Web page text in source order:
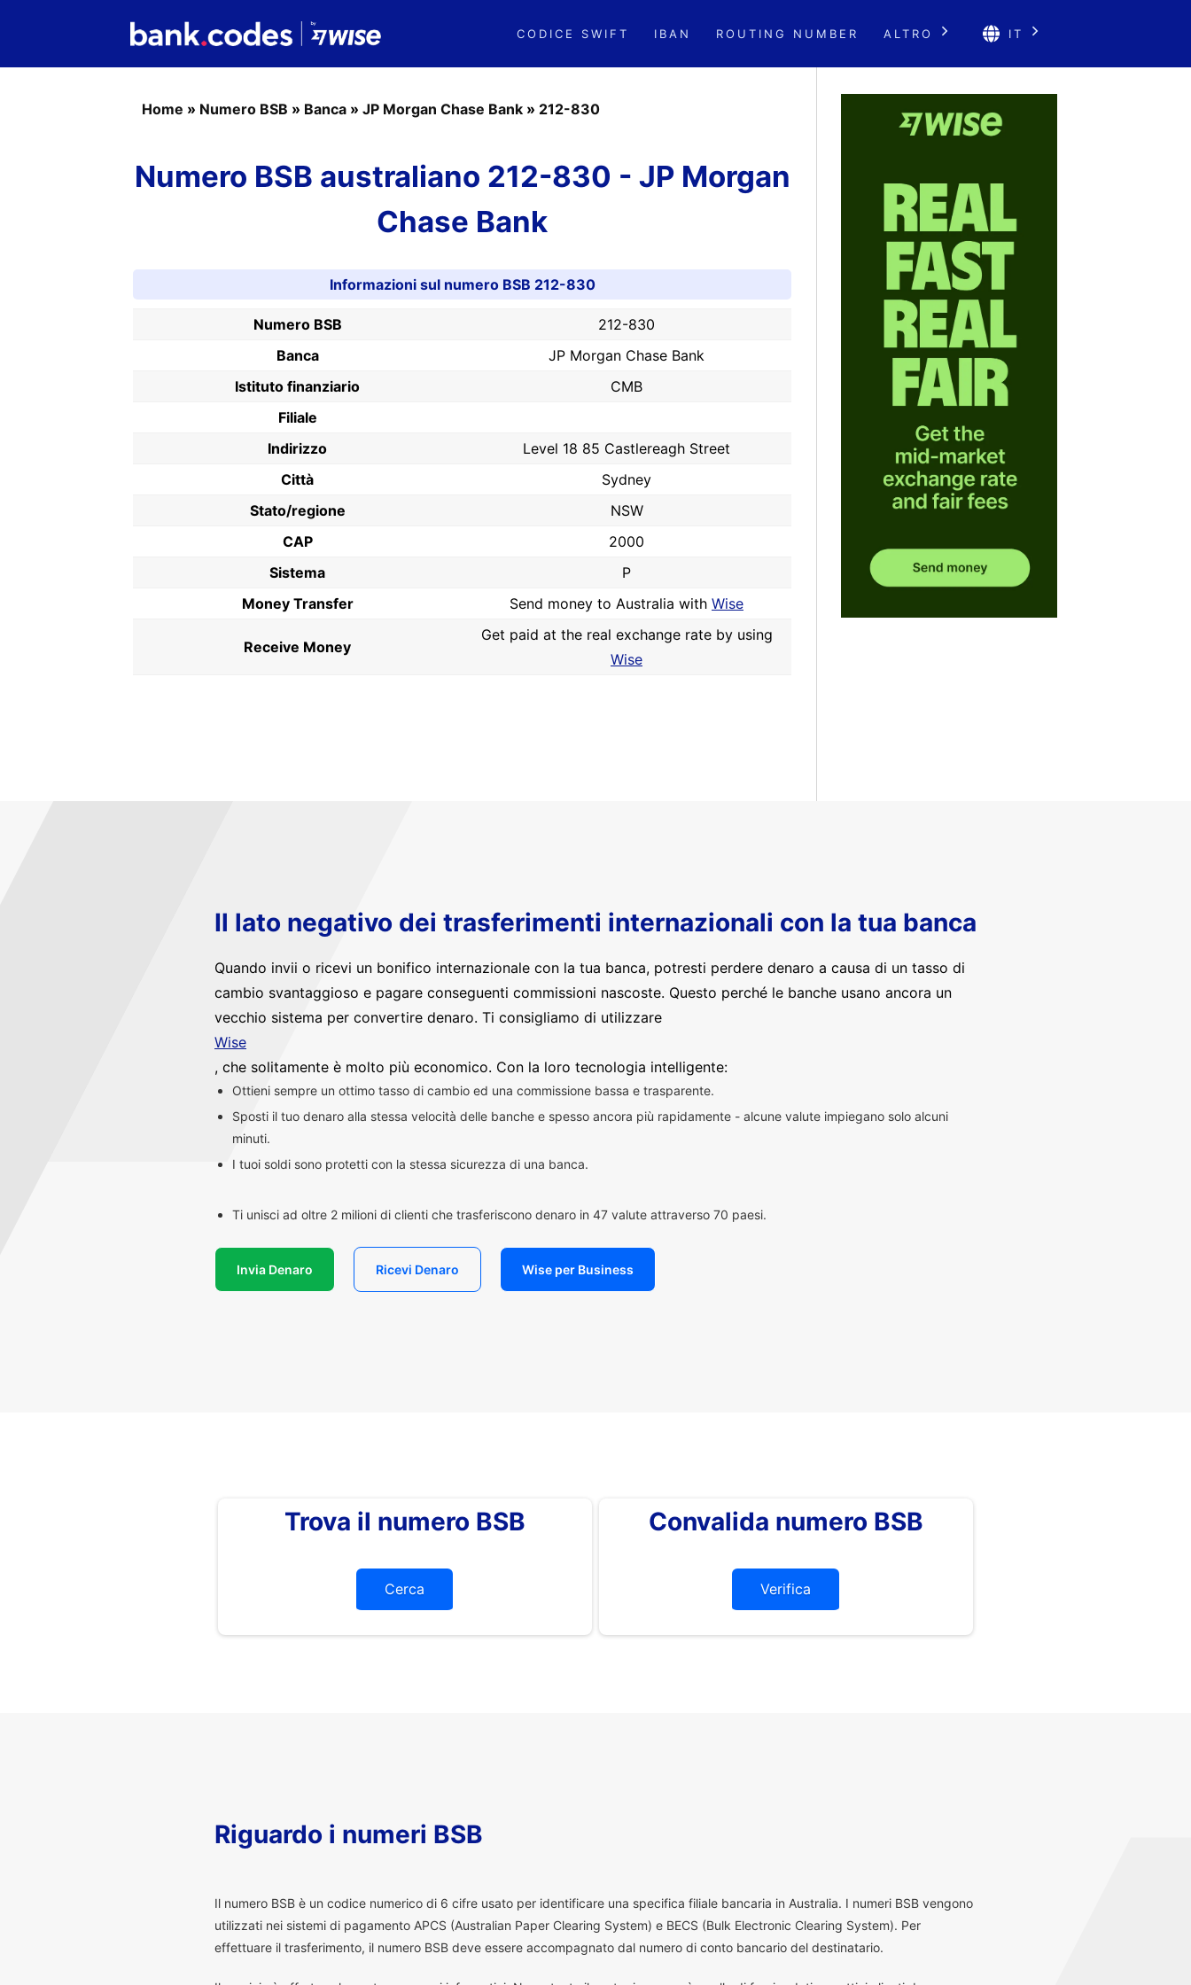
CODICE SWIFT IBAN ROUTING NUMBER ALTRO IT
Home » Numero BSB » Banca » JP Morgan Chase Bank » 212-830
Numero BSB australiano 212-830 - JP Morgan
Chase Bank
Informazioni sul numero BSB 212-830
Numero BSB
212-830
Banca
JP Morgan Chase Bank
Istituto finanziario
CMB
Filiale
Indirizzo
Level 18 85 Castlereagh Street
Città
Sydney
Stato/regione
NSW
CAP
2000
Sistema
P
Money Transfer
Send money to Australia with Wise
Receive Money
Get paid at the real exchange rate by using
Wise
Il lato negativo dei trasferimenti internazionali con la tua banca
Quando invii o ricevi un bonifico internazionale con la tua banca, potresti perdere denaro a causa di un tasso di
cambio svantaggioso e pagare conseguenti commissioni nascoste. Questo perché le banche usano ancora un
vecchio sistema per convertire denaro. Ti consigliamo di utilizzare
Wise
, che solitamente è molto più economico. Con la loro tecnologia intelligente:
Ottieni sempre un ottimo tasso di cambio ed una commissione bassa e trasparente.
Sposti il tuo denaro alla stessa velocità delle banche e spesso ancora più rapidamente - alcune valute impiegano solo alcuni
minuti.
I tuoi soldi sono protetti con la stessa sicurezza di una banca.
Ti unisci ad oltre 2 milioni di clienti che trasferiscono denaro in 47 valute attraverso 70 paesi.
Invia Denaro Ricevi Denaro Wise per Business
Trova il numero BSB
Cerca
Convalida numero BSB
Verifica
Riguardo i numeri BSB
Il numero BSB è un codice numerico di 6 cifre usato per identificare una specifica filiale bancaria in Australia. I numeri BSB vengono
utilizzati nei sistemi di pagamento APCS (Australian Paper Clearing System) e BECS (Bulk Electronic Clearing System). Per
effettuare il trasferimento, il numero BSB deve essere accompagnato dal numero di conto bancario del destinatario.